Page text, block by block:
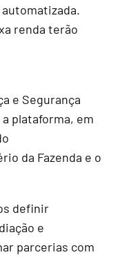
renda terão
e Segurança
plataforma, em
da Fazenda e o
definir
e
parcerias com